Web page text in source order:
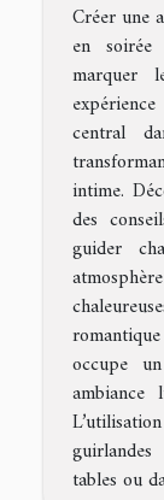
Créer une
en
marquer
central
intime.
des
guider
occupe
ambiance
tables ou